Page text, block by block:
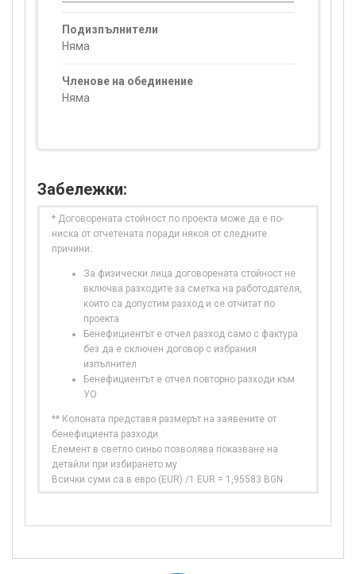
Подизпълнители
Няма
Членове на обединение
Няма
Забележки:
* Договорената стойност по проекта може да е по-
ниска от отчетената поради някоя от следните
причини:
За физически лица договорената стойност не
включва разходите за сметка на работодателя,
които са допустим разход и се отчитат по
проекта
Бенефициентът е отчел разход само с фактура
без да е сключен договор с избрания
изпълнител
Бенефициентът е отчел повторно разходи към
УО
** Колоната представя размерът на заявените от
бенефициента разходи
Елемент в светло синьо позволява показване на
детайли при избирането му
Всички суми са в евро (EUR) /1 EUR = 1,95583 BGN